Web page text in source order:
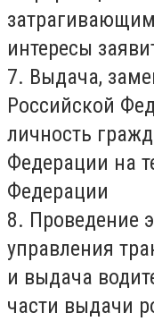
интересы
7. Выдача,
Российской
личность
Федерации на
Федерации
8. Проведение
управления
и выдача
части выдачи